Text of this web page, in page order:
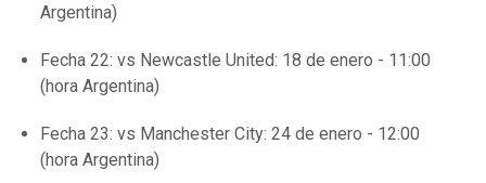
Argentina)
Fecha 22: vs Newcastle United: 18 de enero - 11:00
(hora Argentina)
Fecha 23: vs Manchester City: 24 de enero - 12:00
(hora Argentina)